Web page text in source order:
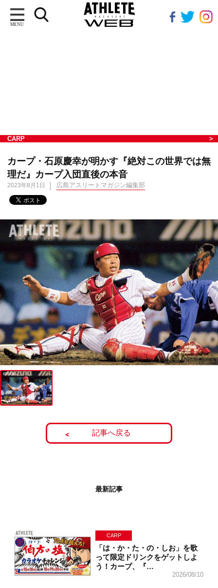
MENU
CARP
カープ・石原慶幸が明かす『絶対この世界では無
理だ』カープ入団直後の本音
2023年8月1日 広島アスリートマガジン編集部
記事へ戻る
最新記事
CARP
「は・か・た・の・しお」を歌
って限定ドリンクをゲットしよ
う！カープ、『…
2026/08/10